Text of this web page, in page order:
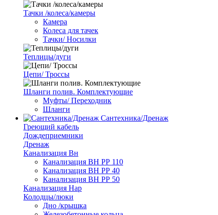
Тачки /колеса/камеры
Камера
Колеса для тачек
Тачки/ Носилки
Теплицы/дуги
Цепи/ Троссы
Шланги полив. Комплектующие
Муфты/ Переходник
Шланги
Сантехника/Дренаж
Греющий кабель
Дождеприемники
Дренаж
Канализация Вн
Канализация ВН РР 110
Канализация ВН РР 40
Канализация ВН РР 50
Канализация Нар
Колодцы/люки
Дно /крышка